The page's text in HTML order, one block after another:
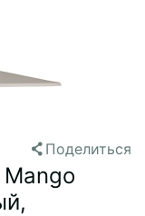
Поделиться